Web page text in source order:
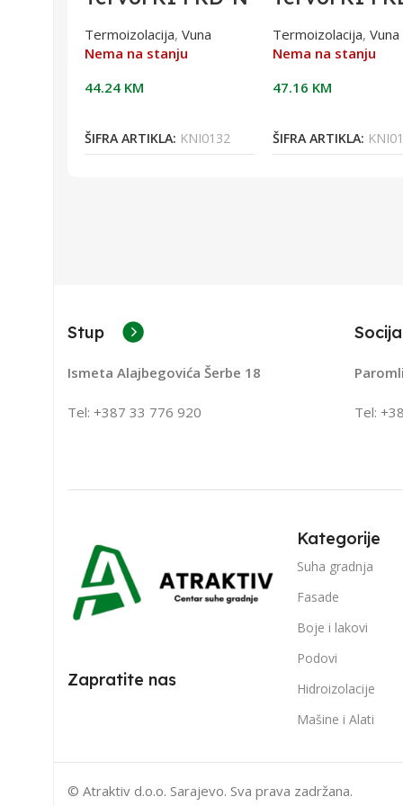
(kontakt.fasade)
15cm
1200X400X150
0,96m2 40PC
Termoizolacija, Vuna
Nema na stanju
44.24 KM
ŠIFRA ARTIKLA: KNI0132
mm 1,92
Termoizolacija, Vuna
Nema na stanju
47.16 KM
ŠIFRA ARTIKLA:
Stup
Ismeta Alajbegovića Šerbe 18
Tel: +387 33 776 920 Tel:
Zapratite nas
Kategorije
Suha gradnja
Fasade
Boje i lakovi
Podovi
Hidroizolacije
Mašine i Alati
© Atraktiv d.o.o. Sarajevo. Sva prava zadržana.